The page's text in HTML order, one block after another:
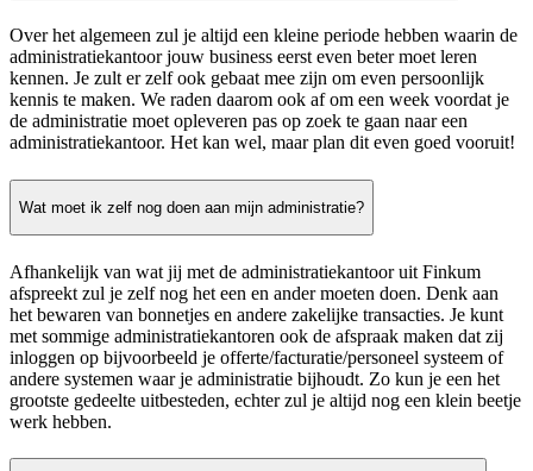
Over het algemeen zul je altijd een kleine periode hebben waarin de
administratiekantoor jouw business eerst even beter moet leren
kennen. Je zult er zelf ook gebaat mee zijn om even persoonlijk
kennis te maken. We raden daarom ook af om een week voordat je
de administratie moet opleveren pas op zoek te gaan naar een
administratiekantoor. Het kan wel, maar plan dit even goed vooruit!
Wat moet ik zelf nog doen aan mijn administratie?
Afhankelijk van wat jij met de administratiekantoor uit Finkum
afspreekt zul je zelf nog het een en ander moeten doen. Denk aan
het bewaren van bonnetjes en andere zakelijke transacties. Je kunt
met sommige administratiekantoren ook de afspraak maken dat zij
inloggen op bijvoorbeeld je offerte/facturatie/personeel systeem of
andere systemen waar je administratie bijhoudt. Zo kun je een het
grootste gedeelte uitbesteden, echter zul je altijd nog een klein beetje
werk hebben.